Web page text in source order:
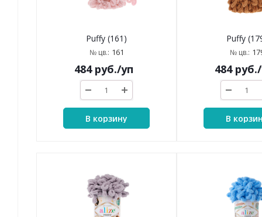
Puffy (161)
№ цв.: 161
484руб./уп
В корзину
Puffy
№ цв.:
484руб.
В